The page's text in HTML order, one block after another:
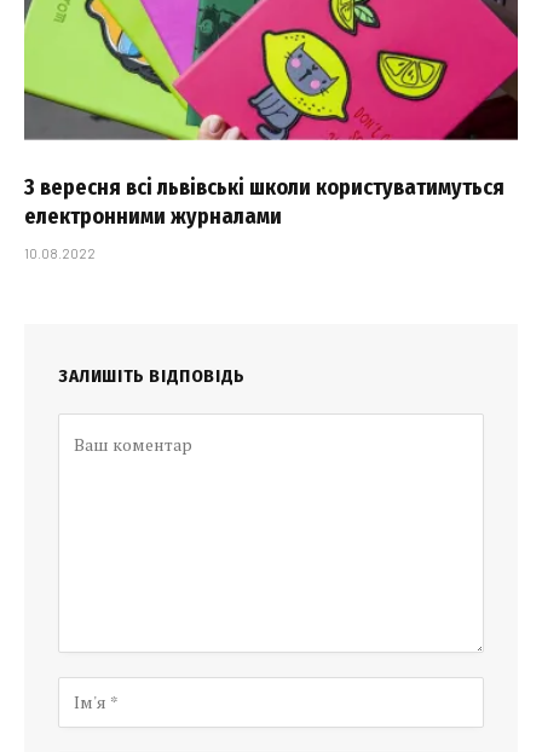
З вересня всі львівські школи користуватимуться
електронними журналами
10.08.2022
ЗАЛИШІТЬ ВІДПОВІДЬ